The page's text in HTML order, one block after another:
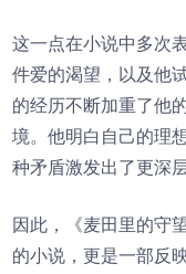
这一点在小说中多次
件爱的渴望，以及他
的经历不断加重了他
境。他明白自己的理
种矛盾激发出了更深
因此，《麦田里的守
的小说，更是一部反